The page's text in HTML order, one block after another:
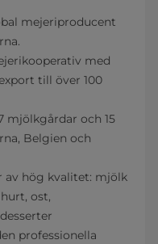
mejeriproducent
med
till över 100
mjölkgårdar och 15
Belgien och
av hög kvalitet: mjölk
ost,
professionella